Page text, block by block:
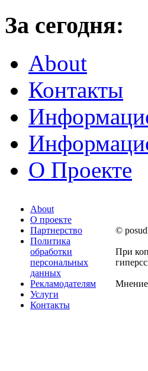
За сегодня:
About
Контакты
О Проекте
About
О проекте
Партнерство
Политика
обработки
персональных
данных
Рекламодателям
Услуги
Контакты
©
При
Мнение